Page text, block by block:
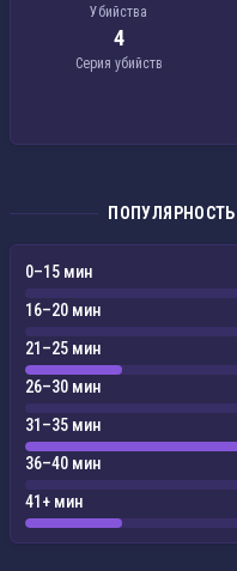
Убийства
4
Серия убийств
0–15 мин
16–20 мин
21–25 мин
26–30 мин
31–35 мин
36–40 мин
41+ мин